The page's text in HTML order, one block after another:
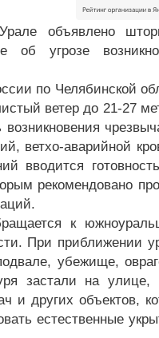
объявлено
об угрозе
по Челябинской
ветер до 21-27
ветхо-аварийной
вводится
рекомендовано
к
При приближении
убежище,
застали на улице,
и других объектов,
естественные